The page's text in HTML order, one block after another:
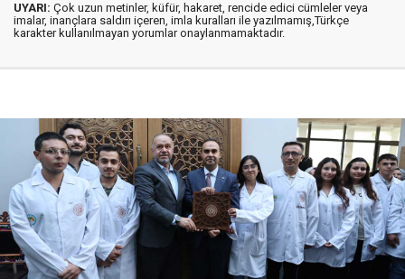
UYARI: Çok uzun metinler, küfür, hakaret, rencide edici cümleler veya
imalar, inançlara saldırı içeren, imla kuralları ile yazılmamış,Türkçe
karakter kullanılmayan yorumlar onaylanmamaktadır.